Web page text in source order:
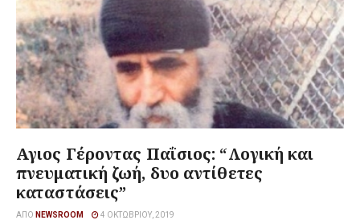
Αγιος Γέροντας Παΐσιος: “Λογική και
πνευματική ζωή, δυο αντίθετες
καταστάσεις”
ΑΠΌ NEWSROOM 4 ΟΚΤΩΒΡΊΟΥ, 2019